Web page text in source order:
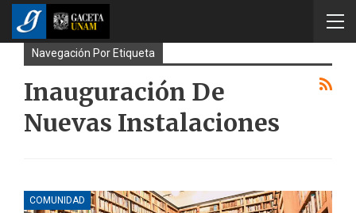
Navegación Por Etiqueta
Inauguración De
Nuevas Instalaciones
COMUNIDAD